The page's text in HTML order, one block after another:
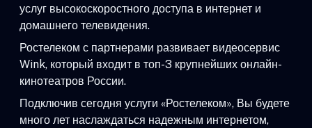
услуг высокоскоростного доступа в интернет и
домашнего телевидения.
Ростелеком с партнерами развивает видеосервис
Wink, который входит в топ-3 крупнейших онлайн-
кинотеатров России.
Подключив сегодня услуги «Ростелеком», Вы будете
много лет наслаждаться надежным интернетом,